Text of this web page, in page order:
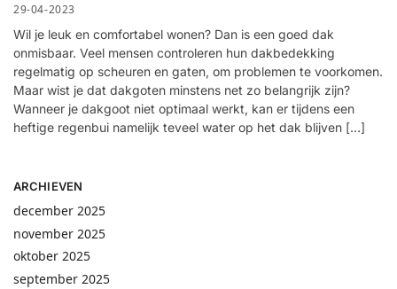
29-04-2023
Wil je leuk en comfortabel wonen? Dan is een goed dak
onmisbaar. Veel mensen controleren hun dakbedekking
regelmatig op scheuren en gaten, om problemen te voorkomen.
Maar wist je dat dakgoten minstens net zo belangrijk zijn?
Wanneer je dakgoot niet optimaal werkt, kan er tijdens een
heftige regenbui namelijk teveel water op het dak blijven […]
ARCHIEVEN
december 2025
november 2025
oktober 2025
september 2025